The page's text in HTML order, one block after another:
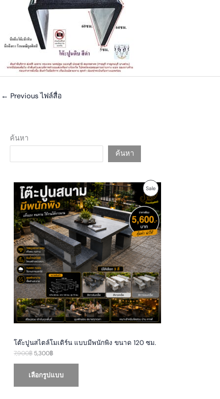
← Previous ไฟล์สื่อ
ค้นหา
ค้นหา
SaleP
R
O
D
U
C
T
O
N
A
โต๊ะปูนสไตล์โมเดิร์น แบบมีพนักพิง ขนาด 120 ซม.
7,900฿
r
g
i
n
a
l
p
r
i
c
e
w
a
s
:
7
,
9
0
฿
.5,300฿
u
r
r
e
n
t
p
r
i
c
e
i
s
:
5
,
3
0
0
.
เลือกรูปแบบ